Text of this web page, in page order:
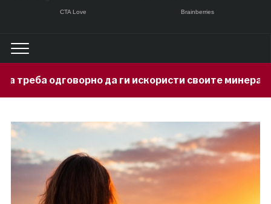
да ги искористи своите минерални богатства